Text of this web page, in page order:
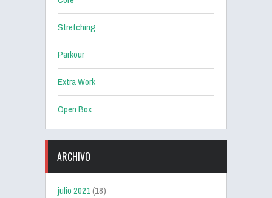
Stretching
Parkour
Extra Work
Open Box
ARCHIVO
julio 2021(18)